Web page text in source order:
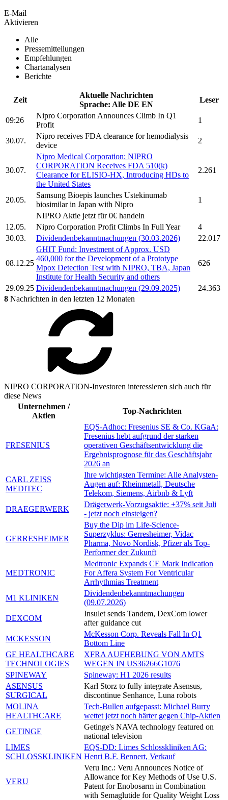
E-Mail
Aktivieren
Alle
Pressemitteilungen
Empfehlungen
Chartanalysen
Berichte
Zeit
Aktuelle Nachrichten
Sprache: Alle DE EN
Leser
09:26
Nipro Corporation Announces Climb In Q1
Profit
1
30.07.
Nipro receives FDA clearance for hemodialysis
device
2
30.07.
Nipro Medical Corporation: NIPRO
CORPORATION Receives FDA 510(k)
Clearance for ELISIO-HX, Introducing HDs to
the United States
2.261
20.05.
Samsung Bioepis launches Ustekinumab
biosimilar in Japan with Nipro
1
NIPRO Aktie jetzt für 0€ handeln
12.05.
Nipro Corporation Profit Climbs In Full Year
4
30.03.
Dividendenbekanntmachungen (30.03.2026) 22.017
08.12.25
GHIT Fund: Investment of Approx. USD
460,000 for the Development of a Prototype
Mpox Detection Test with NIPRO, TBA, Japan
Institute for Health Security and others
626
29.09.25 Dividendenbekanntmachungen (29.09.2025)
24.363
8 Nachrichten in den letzten 12 Monaten
NIPRO CORPORATION-Investoren interessieren sich auch für
diese News
Unternehmen /
Aktien
Top-Nachrichten
FRESENIUS
EQS-Adhoc: Fresenius SE & Co. KGaA:
Fresenius hebt aufgrund der starken
operativen Geschäftsentwicklung die
Ergebnisprognose für das Geschäftsjahr
2026 an
CARL ZEISS
MEDITEC
Ihre wichtigsten Termine: Alle Analysten-
Augen auf: Rheinmetall, Deutsche
Telekom, Siemens, Airbnb & Lyft
DRAEGERWERK
Drägerwerk-Vorzugsaktie: +37% seit Juli
- jetzt noch einsteigen?
GERRESHEIMER
Buy the Dip im Life-Science-
Superzyklus: Gerresheimer, Vidac
Pharma, Novo Nordisk, Pfizer als Top-
Performer der Zukunft
MEDTRONIC
Medtronic Expands CE Mark Indication
For Affera System For Ventricular
Arrhythmias Treatment
M1 KLINIKEN
Dividendenbekanntmachungen
(09.07.2026)
DEXCOM
Insulet sends Tandem, DexCom lower
after guidance cut
MCKESSON
McKesson Corp. Reveals Fall In Q1
Bottom Line
GE HEALTHCARE
TECHNOLOGIES
XFRA AUFHEBUNG VON AMTS
WEGEN IN US36266G1076
SPINEWAY
Spineway: H1 2026 results
ASENSUS
SURGICAL
Karl Storz to fully integrate Asensus,
discontinue Senhance, Luna robots
MOLINA
HEALTHCARE
Tech-Bullen aufgepasst: Michael Burry
wettet jetzt noch härter gegen Chip-Aktien
GETINGE
Getinge's NAVA technology featured on
national television
LIMES
SCHLOSSKLINIKEN
EQS-DD: Limes Schlosskliniken AG:
Henri B.F. Bennert, Verkauf
VERU
Veru Inc.: Veru Announces Notice of
Allowance for Key Methods of Use U.S.
Patent for Enobosarm in Combination
with Semaglutide for Quality Weight Loss